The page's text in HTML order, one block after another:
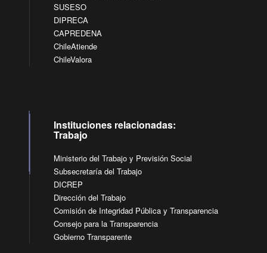
SUSESO
DIPRECA
CAPREDENA
ChileAtiende
ChileValora
Instituciones relacionadas:
Trabajo
Ministerio del Trabajo y Previsión Social
Subsecretaría del Trabajo
DICREP
Dirección del Trabajo
Comisión de Integridad Pública y Transparencia
Consejo para la Transparencia
Gobierno Transparente